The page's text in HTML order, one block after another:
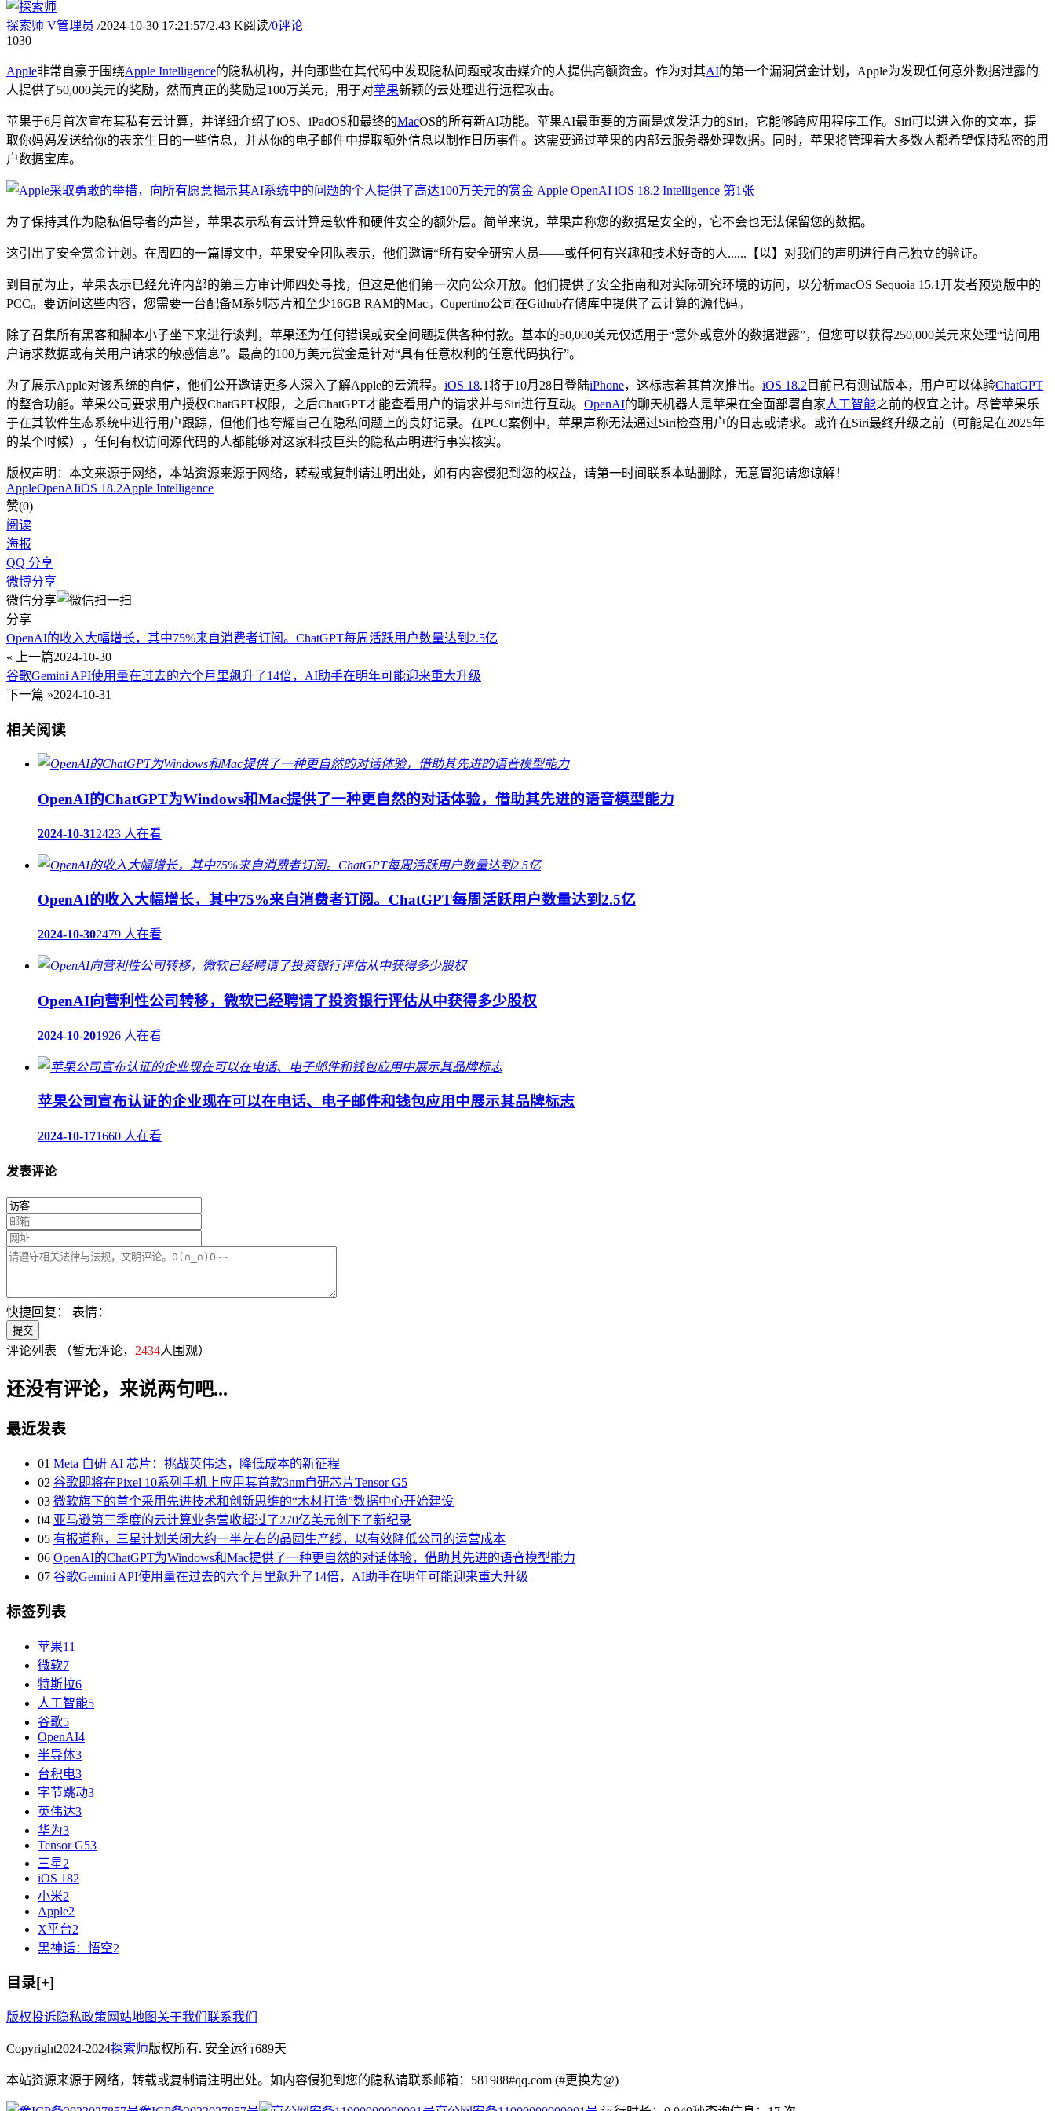
探索师 V管理员 /2024-10-30 17:21:57/2.43 K阅读/0评论
1030
Apple非常自豪于围绕Apple Intelligence的隐私机构，并向那些在其代码中发现隐私问题或攻击媒介的人提供高额资金。作为对其AI的第一个漏洞赏金计划，Apple为发现任何意外数据泄露的
人提供了50,000美元的奖励，然而真正的奖励是100万美元，用于对苹果新颖的云处理进行远程攻击。
苹果于6月首次宣布其私有云计算，并详细介绍了iOS、iPadOS和最终的MacOS的所有新AI功能。苹果AI最重要的方面是焕发活力的Siri，它能够跨应用程序工作。Siri可以进入你的文本，提
取你妈妈发送给你的表亲生日的一些信息，并从你的电子邮件中提取额外信息以制作日历事件。这需要通过苹果的内部云服务器处理数据。同时，苹果将管理着大多数人都希望保持私密的用
户数据宝库。
为了保持其作为隐私倡导者的声誉，苹果表示私有云计算是软件和硬件安全的额外层。简单来说，苹果声称您的数据是安全的，它不会也无法保留您的数据。
这引出了安全赏金计划。在周四的一篇博文中，苹果安全团队表示，他们邀请“所有安全研究人员——或任何有兴趣和技术好奇的人......【以】对我们的声明进行自己独立的验证。
到目前为止，苹果表示已经允许内部的第三方审计师四处寻找，但这是他们第一次向公众开放。他们提供了安全指南和对实际研究环境的访问，以分析macOS Sequoia 15.1开发者预览版中的
PCC。要访问这些内容，您需要一台配备M系列芯片和至少16GB RAM的Mac。Cupertino公司在Github存储库中提供了云计算的源代码。
除了召集所有黑客和脚本小子坐下来进行谈判，苹果还为任何错误或安全问题提供各种付款。基本的50,000美元仅适用于“意外或意外的数据泄露”，但您可以获得250,000美元来处理“访问用
户请求数据或有关用户请求的敏感信息”。最高的100万美元赏金是针对“具有任意权利的任意代码执行”。
为了展示Apple对该系统的自信，他们公开邀请更多人深入了解Apple的云流程。 iOS 18.1将于10月28日登陆iPhone，这标志着其首次推出。 iOS 18.2 目前已有测试版本，用户可以体验ChatGPT
的整合功能。苹果公司要求用户授权ChatGPT权限，之后ChatGPT才能查看用户的请求并与Siri进行互动。 OpenAI的聊天机器人是苹果在全面部署自家人工智能之前的权宜之计。尽管苹果乐
于在其软件生态系统中进行用户跟踪，但他们也夸耀自己在隐私问题上的良好记录。在PCC案例中，苹果声称无法通过Siri检查用户的日志或请求。或许在Siri最终升级之前（可能是在2025年
的某个时候），任何有权访问源代码的人都能够对这家科技巨头的隐私声明进行事实核实。
版权声明：本文来源于网络，本站资源来源于网络，转载或复制请注明出处，如有内容侵犯到您的权益，请第一时间联系本站删除，无意冒犯请您谅解！
AppleOpenAIiOS 18.2Apple Intelligence
赞(0)
阅读
海报
QQ 分享
微博分享
微信分享
分享
OpenAI的收入大幅增长，其中75%来自消费者订阅。ChatGPT每周活跃用户数量达到2.5亿
« 上一篇2024-10-30
谷歌Gemini API使用量在过去的六个月里飙升了14倍，AI助手在明年可能迎来重大升级
下一篇 »2024-10-31
相关阅读
OpenAI的ChatGPT为Windows和Mac提供了一种更自然的对话体验，借助其先进的语音模型能力
2024-10-312423 人在看
OpenAI的收入大幅增长，其中75%来自消费者订阅。ChatGPT每周活跃用户数量达到2.5亿
2024-10-302479 人在看
OpenAI向营利性公司转移，微软已经聘请了投资银行评估从中获得多少股权
2024-10-201926 人在看
苹果公司宣布认证的企业现在可以在电话、电子邮件和钱包应用中展示其品牌标志
2024-10-171660 人在看
发表评论
快捷回复： 表情：
评论列表 （暂无评论， 2434人围观）
还没有评论，来说两句吧...
最近发表
01 Meta 自研 AI 芯片：挑战英伟达，降低成本的新征程
02 谷歌即将在Pixel 10系列手机上应用其首款3nm自研芯片Tensor G5
03 微软旗下的首个采用先进技术和创新思维的“木材打造”数据中心开始建设
04 亚马逊第三季度的云计算业务营收超过了270亿美元创下了新纪录
05 有报道称，三星计划关闭大约一半左右的晶圆生产线，以有效降低公司的运营成本
06 OpenAI的ChatGPT为Windows和Mac提供了一种更自然的对话体验，借助其先进的语音模型能力
07 谷歌Gemini API使用量在过去的六个月里飙升了14倍，AI助手在明年可能迎来重大升级
标签列表
苹果11
微软7
特斯拉6
人工智能5
谷歌5
OpenAI4
半导体3
台积电3
字节跳动3
英伟达3
华为3
Tensor G53
三星2
iOS 182
小米2
Apple2
X平台2
黑神话：悟空2
目录[+]
版权投诉隐私政策 网站地图 关于我们 联系我们
Copyright2024-2024探索师版权所有. 安全运行689天
本站资源来源于网络，转载或复制请注明出处。如内容侵犯到您的隐私请联系邮箱：581988#qq.com (#更换为@)